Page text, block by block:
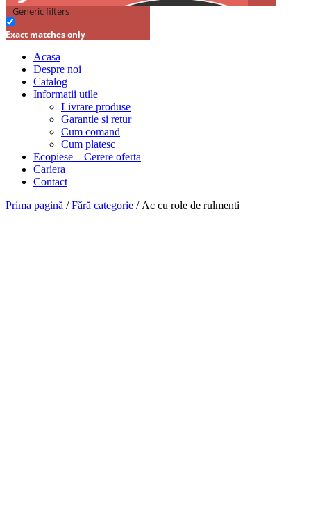
Generic filters
Exact matches only
Acasa
Despre noi
Catalog
Informatii utile
Livrare produse
Garantie si retur
Cum comand
Cum platesc
Ecopiese – Cerere oferta
Cariera
Contact
Prima pagină /Fără categorie / Ac cu role de rulmenti